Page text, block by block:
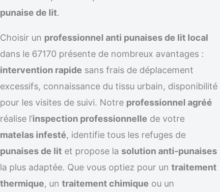
punaise de lit.
Choisir un professionnel anti punaises de lit local
dans le 67170 présente de nombreux avantages :
intervention rapide sans frais de déplacement
excessifs, connaissance du tissu urbain, disponibilité
pour les visites de suivi. Notre professionnel agréé
réalise l’inspection professionnelle de votre
matelas infesté, identifie tous les refuges de
punaises de lit et propose la solution anti-punaises
la plus adaptée. Que vous optiez pour un traitement
thermique, un traitement chimique ou un